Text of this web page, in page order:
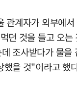
관계자가 외부에
던 것을 들고 오는
조사받다가 물을
했을 것"이라고 했